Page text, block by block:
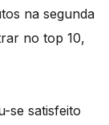
na segunda
no top 10,
se satisfeito